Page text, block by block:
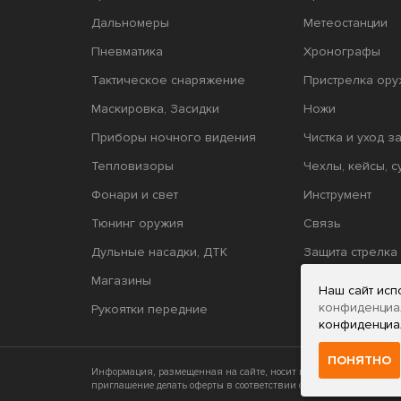
Дальномеры
Пневматика
Тактическое снаряжение
Маскировка, Засидки
Приборы ночного видения
Тепловизоры
Фонари и свет
Тюнинг оружия
Дульные насадки, ДТК
Магазины
Рукоятки передние
Метеостанции
Хронографы
Пристрелка
Ножи
Чистка и уход
Чехлы, кейсы,
Инструмент
Связь
Защита стрелка
Информация, размещенная на сайте, носит исключительно
приглашение делать оферты в соответствии со статьями 435 и
Наш сайт
ПОНЯТНО